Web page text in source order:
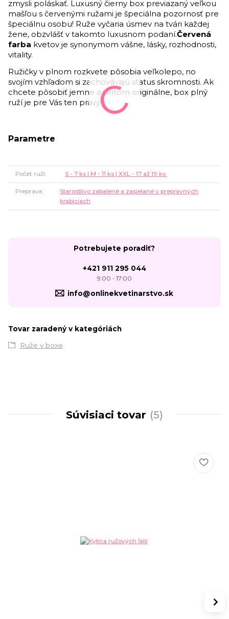
zmysli poláskať. Luxusný čierny box previazaný veľkou
mašľou s červenými ružami je špeciálna pozornosť pre
špeciálnu osobu! Ruže vyčaria úsmev na tvári každej
žene, obzvlášť v takomto luxusnom podaní.Červená
farba kvetov je synonymom vášne, lásky, rozhodnosti,
vitality.
Ružičky v plnom rozkvete pôsobia veľkolepo, no
svojím vzhľadom si zachovávajú status skromnosti. Ak
chcete pôsobiť jemne a pritom originálne, box plný
ruží je pre Vás ten pravý.
Parametre
Počet ruží S - 7 ks | M - 11 ks | XXL - 17 až 19 ks
Preprava
Starostlivo zabalené a zasielané v prepravných
krabiciach
Potrebujete poradiť?
+421 911 295 044
9:00 - 17:00
info@onlinekvetinarstvo.sk
Tovar zaradený v kategóriách
Ruže v boxe
Súvisiaci tovar 5